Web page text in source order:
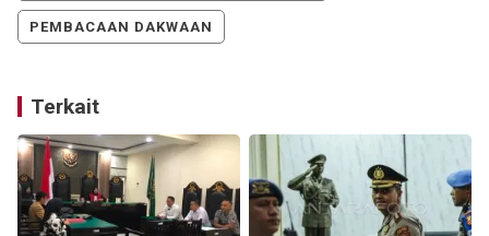
PEMBACAAN DAKWAAN
Terkait